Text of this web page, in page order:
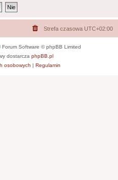
Strefa czasowa UTC+02:00
Forum Software © phpBB Limited
dostarcza phpBB.pl
osobowych | Regulamin